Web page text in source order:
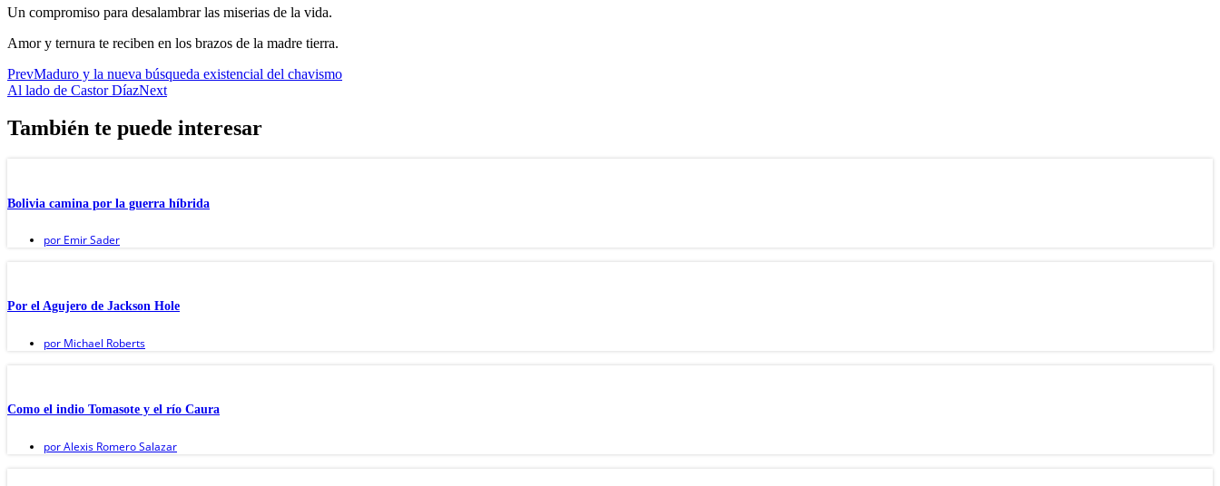
Un compromiso para desalambrar las miserias de la vida.
Amor y ternura te reciben en los brazos de la madre tierra.
PrevMaduro y la nueva búsqueda existencial del chavismo
Al lado de Castor DíazNext
También te puede interesar
Bolivia camina por la guerra híbrida
por Emir Sader
Por el Agujero de Jackson Hole
por Michael Roberts
Como el indio Tomasote y el río Caura
porAlexis Romero Salazar